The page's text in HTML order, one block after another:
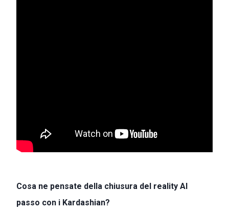
Cosa ne pensate della chiusura del reality Al
passo con i Kardashian?